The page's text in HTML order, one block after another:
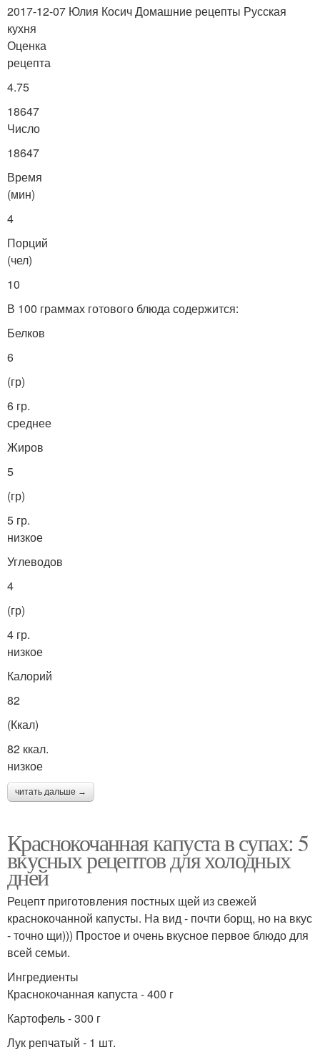
2017-12-07 Юлия Косич Домашние рецепты Русская
кухня
Оценка
рецепта
4.75
18647
Число
18647
Время
(мин)
4
Порций
(чел)
10
В 100 граммах готового блюда содержится:
Белков
6
(гр)
6 гр.
среднее
Жиров
5
(гр)
5 гр.
низкое
Углеводов
4
(гр)
4 гр.
низкое
Калорий
82
(Ккал)
82 ккал.
низкое
читать дальше →
Краснокочанная капуста в супах: 5
вкусных рецептов для холодных
дней
Рецепт приготовления постных щей из свежей
краснокочанной капусты. На вид - почти борщ, но на вкус
- точно щи))) Простое и очень вкусное первое блюдо для
всей семьи.
Ингредиенты
Краснокочанная капуста - 400 г
Картофель - 300 г
Лук репчатый - 1 шт.